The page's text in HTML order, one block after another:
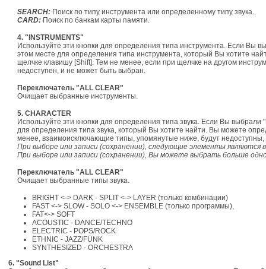
SEARCH: Поиск по типу инструмента или определенному типу звука.
CARD: Поиск по банкам карты памяти.
4. "INSTRUMENTS"
Используйте эти кнопки для определения типа инструмента. Если Вы
этом месте для определения типа инструмента, который Вы хотите
щелчке клавишу [Shift]. Тем не менее, если при щелчке на другом
недоступен, и не может быть выбран.
Переключатель "ALL CLEAR"
Очищает выбранные инструменты.
5. CHARACTER
Используйте эти кнопки для определения типа звука. Если Вы
для определения типа звука, который Вы хотите найти. Вы можете
менее, взаимоисключающие типы, упомянутые ниже, будут
При выборе или записи (сохранении), следующие элементы являются
При выборе или записи (сохранении), Вы можете выбрать больше
Переключатель "ALL CLEAR"
Очищает выбранные типы звука.
BRIGHT <-> DARK - SPLIT <-> LAYER (только комбинации)
FAST <-> SLOW - SOLO <-> ENSEMBLE (только программы),
FAT<-> SOFT
ACOUSTIC - DANCE/TECHNO
ELECTRIC - POPS/ROCK
ETHNIC - JAZZ/FUNK
SYNTHESIZED - ORCHESTRA
6. "Sound List"